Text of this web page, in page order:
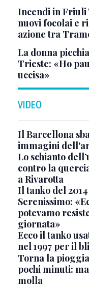
Incendi in Friuli
nuovi focolai e
azione tra
La donna
Trieste: «Ho
uccisa»
VIDEO
Il Barcellona
immagini
Lo schianto
contro la
a Rivarotta
Il tanko del
Serenissimo:
potevamo
giornata»
Ecco il tanko
nel 1997 per il
Torna la
pochi minuti:
molla